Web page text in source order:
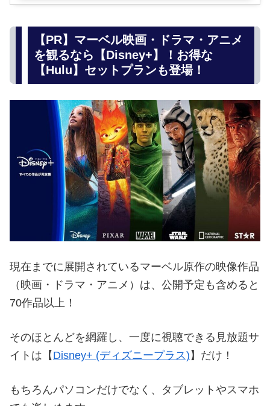
【PR】マーベル映画・ドラマ・アニメ
を観るなら【Disney+】！お得な
【Hulu】セットプランも登場！
現在までに展開されているマーベル原作の映像作品
（映画・ドラマ・アニメ）は、公開予定も含めると
70作品以上！
そのほとんどを網羅し、一度に視聴できる見放題サ
イトは【 Disney+ (ディズニープラス) 】だけ！
もちろんパソコンだけでなく、タブレットやスマホ